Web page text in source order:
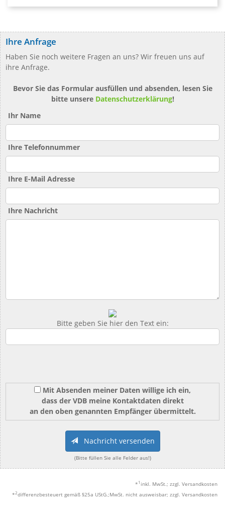
Ihre Anfrage
Haben Sie noch weitere Fragen an uns? Wir freuen uns auf
ihre Anfrage.
Bevor Sie das Formular ausfüllen und absenden, lesen Sie
bitte unsere Datenschutzerklärung!
Ihr Name
Ihre Telefonnummer
Ihre E-Mail Adresse
Ihre Nachricht
Bitte geben Sie hier den Text ein:
Mit Absenden meiner Daten willige ich ein,
dass der VDB meine Kontaktdaten direkt
an den oben genannten Empfänger übermittelt.
Nachricht versenden
(Bitte füllen Sie alle Felder aus!)
* 1 inkl. MwSt.; zzgl. Versandkosten
*2differenzbesteuert gemäß §25a UStG.;MwSt. nicht ausweisbar; zzgl. Versandkosten